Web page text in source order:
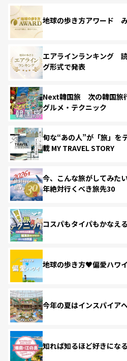
地球の歩き方アワード み
エアラインランキング
グ形式で発表
Next韓国旅 次の韓国旅
グルメ・テクニック
旬な“あの人”が「旅」を
載 MY TRAVEL STORY
今、こんな旅がしてみた
年絶対行くべき旅先30
コスパもタイパもかなえ
地球の歩き方♥偏愛ハワイ
今年の夏はインスパイア
知れば知るほど好きにな